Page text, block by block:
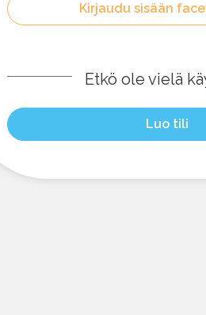
Kirjaudu sisään
Etkö ole vielä
Luo tili